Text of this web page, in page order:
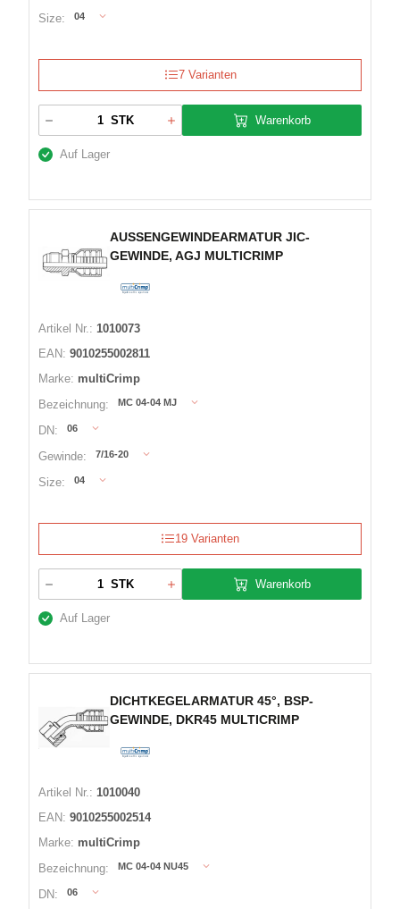
Size:
04
7 Varianten
STK Warenkorb
Auf Lager
AUSSENGEWINDEARMATUR JIC-
GEWINDE, AGJ MULTICRIMP
Artikel Nr.: 1010073
EAN: 9010255002811
Marke: multiCrimp
Bezeichnung:
MC 04-04 MJ
DN: 06
Gewinde: 7/16-20
Size: 04
19 Varianten
STK Warenkorb
Auf Lager
DICHTKEGELARMATUR 45°, BSP-
GEWINDE, DKR45 MULTICRIMP
Artikel Nr.: 1010040
EAN: 9010255002514
Marke: multiCrimp
Bezeichnung:
MC 04-04 NU45
DN: 06